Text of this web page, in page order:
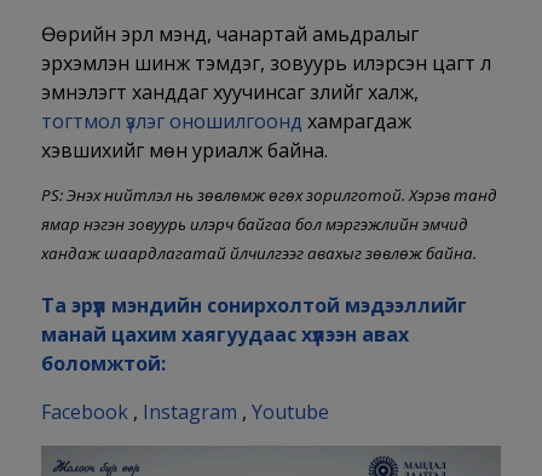
Өөрийн эрүүл мэнд, чанартай амьдралыг
эрхэмлэн шинж тэмдэг, зовуурь илэрсэн цагт л
эмнэлэгт ханддаг хуучинсаг үзлийг халж,
тогтмол үзлэг оношилгоонд хамрагдаж
хэвшихийг мөн уриалж байна.
PS: Энэхүү нийтлэл нь зөвлөмж өгөх зорилготой. Хэрэв танд
ямар нэгэн зовуурь илэрч байгаа бол мэргэжлийн эмчид
хандаж шаардлагатай үйлчилгээг авахыг зөвлөж байна.
Та эрүүл мэндийн сонирхолтой мэдээллийг
манай цахим хаягуудаас хүлээн авах
боломжтой:
Facebook, Instagram , Youtube